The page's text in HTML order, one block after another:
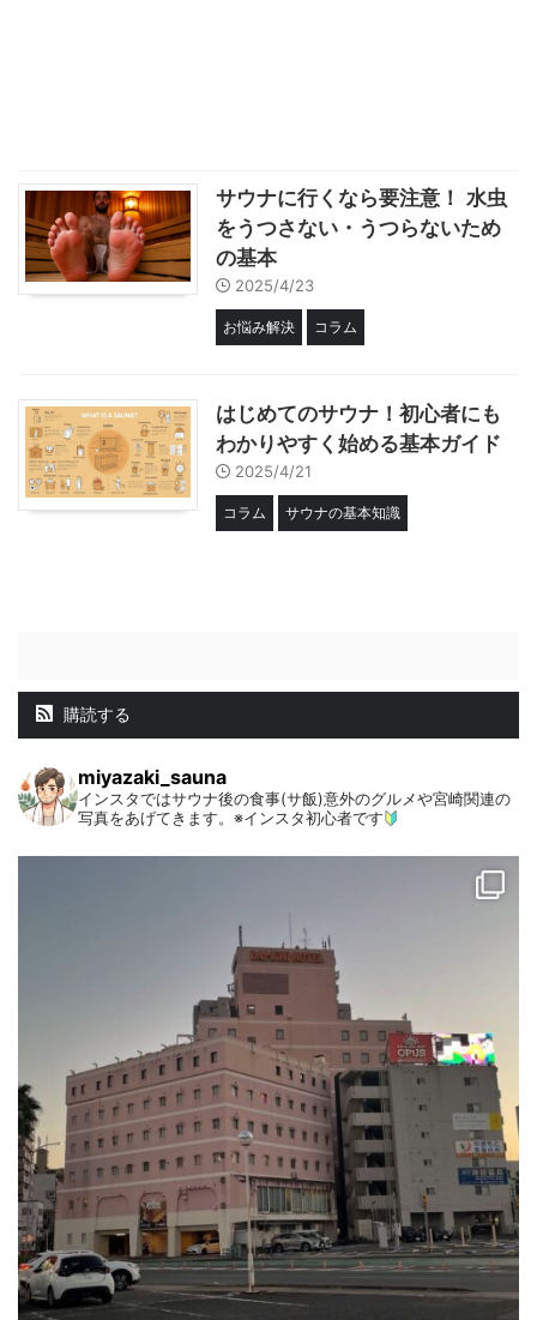
サウナに行くなら要注意！ 水虫
をうつさない・うつらないため
の基本
2025/4/23
お悩み解決 コラム
はじめてのサウナ！初心者にも
わかりやすく始める基本ガイド
2025/4/21
コラム サウナの基本知識
購読する
miyazaki_sauna
インスタではサウナ後の食事(サ飯)意外のグルメや宮崎関連の
写真をあげてきます。※インスタ初心者です